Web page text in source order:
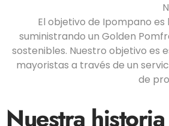
El objetivo de Ipompano
suministrando un Golden
sostenibles. Nuestro objetivo es
mayoristas a través de un
de
Nuestra historia